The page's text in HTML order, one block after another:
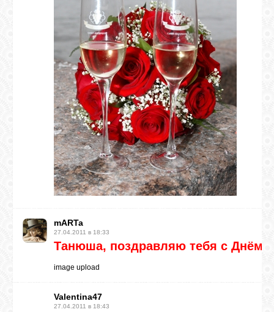
mARTa
27.04.2011 в 18:33
Танюша, поздравляю тебя с Днём
image upload
Valentina47
27.04.2011 в 18:43